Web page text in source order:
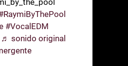
#VocalEDM
♬ sonido original